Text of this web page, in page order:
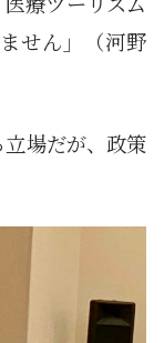
せん」（河野
場だが、政策